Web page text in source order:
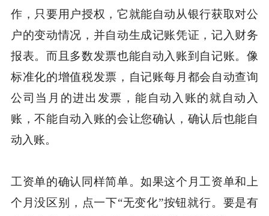
作，只要用户授权，它就能自动从银行获取对公
户的变动情况，并自动生成记账凭证，记入财务
报表。而且多数发票也能自动入账到自记账。像
标准化的增值税发票，自记账每月都会自动查询
公司当月的进出发票，能自动入账的就自动入
账，不能自动入账的会让您确认，确认后也能自
动入账。
工资单的确认同样简单。如果这个月工资单和上
个月没区别，点一下“无变化”按钮就行。要是有